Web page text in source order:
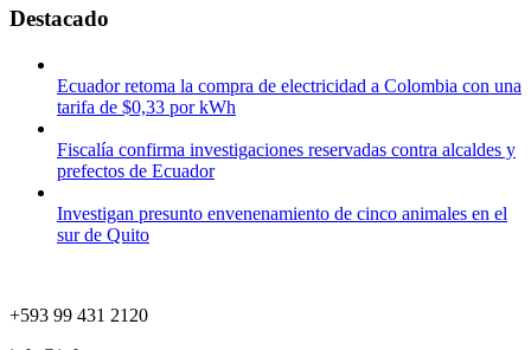
Destacado
Ecuador retoma la compra de electricidad a Colombia con una
tarifa de $0,33 por kWh
Fiscalía confirma investigaciones reservadas contra alcaldes y
prefectos de Ecuador
Investigan presunto envenenamiento de cinco animales en el
sur de Quito
+593 99 431 2120